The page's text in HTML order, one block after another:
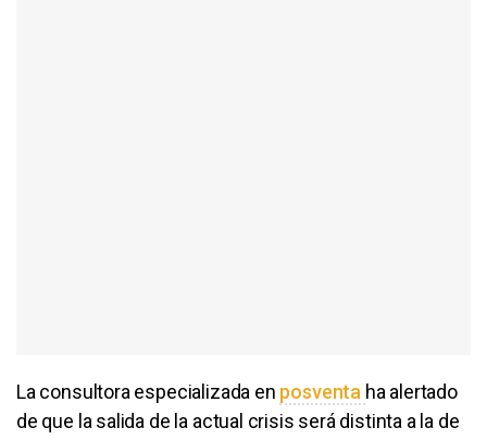
La consultora especializada en posventa ha alertado
de que la salida de la actual crisis será distinta a la de